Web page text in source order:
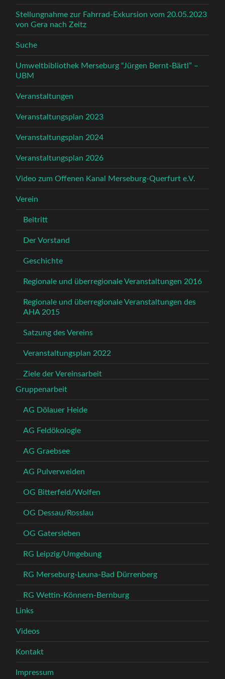
Stellungnahme zur Fahrrad-Exkursion vom 20.05.2023
von Gera nach Zeitz
Suche
Umweltbibliothek Merseburg “Jürgen Bernt-Bärtl” –
UBM
Veranstaltungen
Veranstaltungsplan 2023
Veranstaltungsplan 2024
Veranstaltungsplan 2026
Video zum Offenen Kanal Merseburg-Querfurt e.V.
Verein
Beitritt
Der Vorstand
Geschichte
Regionale und überregionale Veranstaltungen 2016
Regionale und überregionale Veranstaltungen des
AHA 2015
Satzung des Vereins
Veranstaltungsplan 2022
Ziele der Vereinsarbeit
Gruppenarbeit
AG Dölauer Heide
AG Feldökologie
AG Graebsee
AG Pulverweiden
OG Bitterfeld/Wolfen
OG Dessau/Rosslau
OG Gatersleben
RG Leipzig/Umgebung
RG Merseburg-Leuna-Bad Dürrenberg
RG Wettin-Könnern-Bernburg
Links
Videos
Kontakt
Impressum